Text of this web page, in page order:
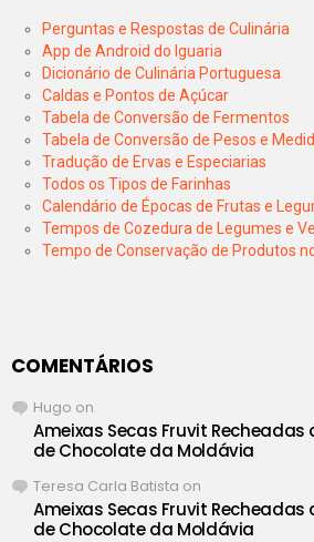
Perguntas e Respostas de Culinária
App de Android do Iguaria
Dicionário de Culinária Portuguesa
Caldas e Pontos de Açúcar
Tabela de Conversão de Fermentos
Tabela de Conversão de Pesos e
Tradução de Ervas e Especiarias
Todos os Tipos de Farinhas
Calendário de Épocas de Frutas e
Tempos de Cozedura de Legumes e
Tempo de Conservação de Produtos
COMENTÁRIOS
Hugo on
Ameixas Secas Fruvit Recheadas
de Chocolate da Moldávia
Teresa Carla Batista on
Ameixas Secas Fruvit Recheadas
de Chocolate da Moldávia